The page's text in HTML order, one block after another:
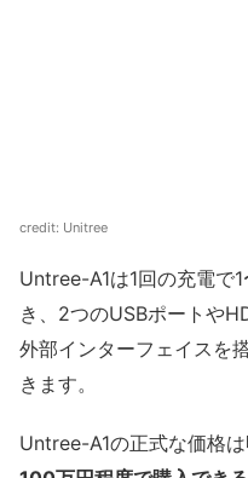
credit: Unitree
Untree-A1は1回の充電で
き、2つのUSBポートや
外部インターフェイスを
きます。
Untree-A1の正式な価格